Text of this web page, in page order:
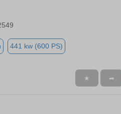
441 kw (600 PS)
★ ➦